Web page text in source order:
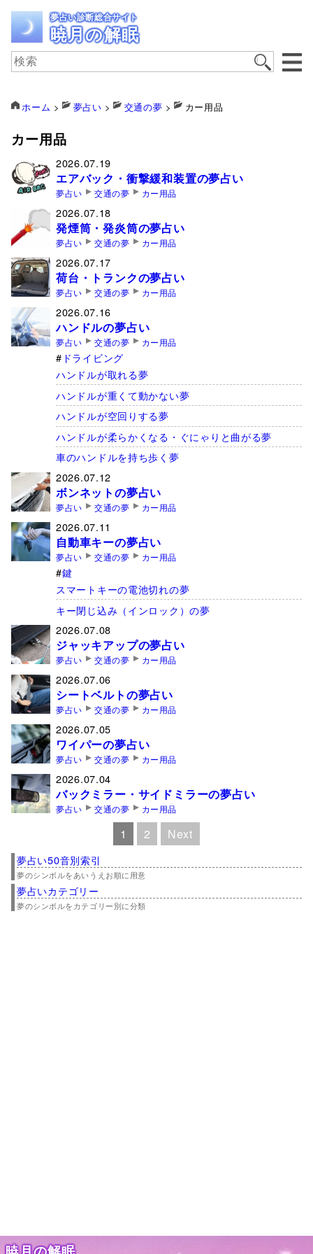
夢占い診断総合サイト
暁月の解眠
ホーム > 夢占い > 交通の夢 > カー用品
カー用品
2026.07.19
エアバック・衝撃緩和装置の夢占い
夢占い 交通の夢 カー用品
2026.07.18
発煙筒・発炎筒の夢占い
夢占い 交通の夢 カー用品
2026.07.17
荷台・トランクの夢占い
夢占い 交通の夢 カー用品
2026.07.16
ハンドルの夢占い
夢占い 交通の夢 カー用品
ドライビング
ハンドルが取れる夢
ハンドルが重くて動かない夢
ハンドルが空回りする夢
ハンドルが柔らかくなる・ぐにゃりと曲がる夢
車のハンドルを持ち歩く夢
2026.07.12
ボンネットの夢占い
夢占い 交通の夢 カー用品
2026.07.11
自動車キーの夢占い
夢占い 交通の夢 カー用品
鍵
スマートキーの電池切れの夢
キー閉じ込み（インロック）の夢
2026.07.08
ジャッキアップの夢占い
夢占い 交通の夢 カー用品
2026.07.06
シートベルトの夢占い
夢占い 交通の夢 カー用品
2026.07.05
ワイパーの夢占い
夢占い 交通の夢 カー用品
2026.07.04
バックミラー・サイドミラーの夢占い
夢占い 交通の夢 カー用品
1 2 Next
夢占い50音別索引
夢のシンボルをあいうえお順に用意
夢占いカテゴリー
夢のシンボルをカテゴリー別に分類